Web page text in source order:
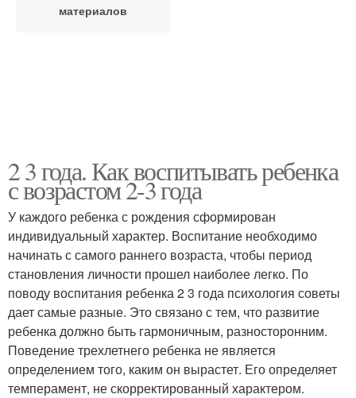
материалов
2 3 года. Как воспитывать ребенка
с возрастом 2-3 года
У каждого ребенка с рождения сформирован
индивидуальный характер. Воспитание необходимо
начинать с самого раннего возраста, чтобы период
становления личности прошел наиболее легко. По
поводу воспитания ребенка 2 3 года психология советы
дает самые разные. Это связано с тем, что развитие
ребенка должно быть гармоничным, разносторонним.
Поведение трехлетнего ребенка не является
определением того, каким он вырастет. Его определяет
темперамент, не скорректированный характером.